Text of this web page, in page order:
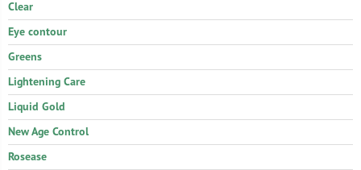
Clear
Eye contour
Greens
Lightening Care
Liquid Gold
New Age Control
Rosease